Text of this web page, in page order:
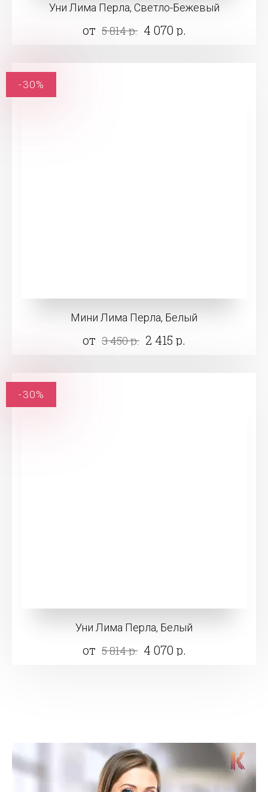
Уни Лима Перла, Светло-Бежевый
от 5 814 р. 4 070 р.
Мини Лима Перла, Белый
от 3 450 р. 2 415 р.
-30%
Уни Лима Перла, Белый
от 5 814 р. 4 070 р.
-30%